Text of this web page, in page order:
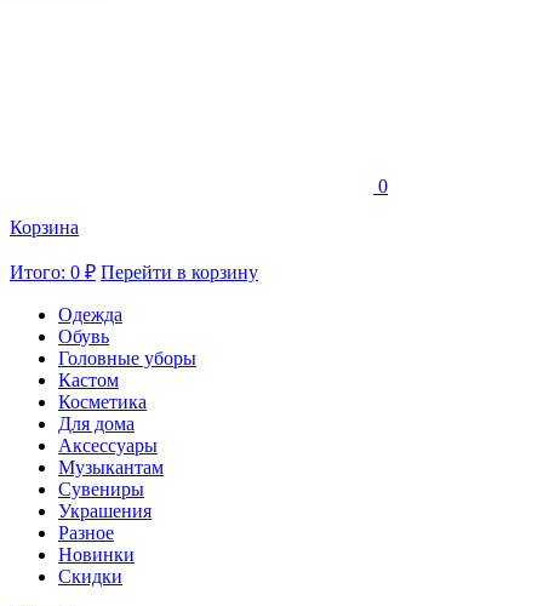
0
Корзина
Итого: 0 ₽ Перейти в корзину
Одежда
Обувь
Головные уборы
Кастом
Косметика
Для дома
Аксессуары
Музыкантам
Сувениры
Украшения
Разное
Новинки
Скидки